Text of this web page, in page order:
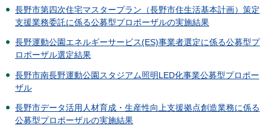
長野市第四次住宅マスタープラン（長野市住生活基本計画）策定
支援業務委託に係る公募型プロポーザルの実施結果
長野運動公園エネルギーサービス(ES)事業者選定に係る公募型プ
ロポーザル選定結果
長野市南長野運動公園スタジアム照明LED化事業公募型プロポー
ザル
長野市データ活用人材育成・生産性向上支援拠点創造業務に係る
公募型プロポーザルの実施結果